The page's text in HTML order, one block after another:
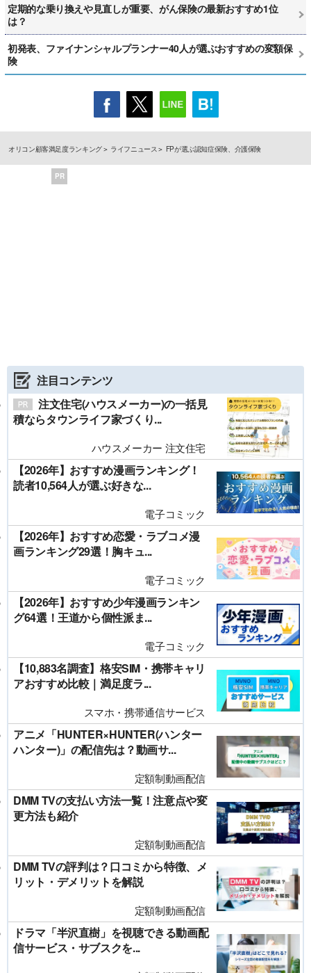
定期的な乗り換えや見直しが重要、がん保険の最新おすすめ1位
は？
初発表、ファイナンシャルプランナー40人が選ぶおすすめの変額保
険
オリコン顧客満足度ランキング ライフニュース FPが選ぶ認知症保険、介護保険
PR
注目コンテンツ
注文住宅(ハウスメーカー)の一括見
積ならタウンライフ家づくり...
ハウスメーカー 注文住宅
【2026年】おすすめ漫画ランキング！
読者10,564人が選ぶ好きな...
電子コミック
【2026年】おすすめ恋愛・ラブコメ漫
画ランキング29選！胸キュ...
電子コミック
【2026年】おすすめ少年漫画ランキン
グ64選！王道から個性派ま...
電子コミック
【10,883名調査】格安SIM・携帯キャリ
アおすすめ比較｜満足度ラ...
スマホ・携帯通信サービス
アニメ「HUNTER×HUNTER(ハンター
ハンター)」の配信先は？動画サ...
定額制動画配信
DMM TVの支払い方法一覧！注意点や変
更方法も紹介
定額制動画配信
DMM TVの評判は？口コミから特徴、メ
リット・デメリットを解説
定額制動画配信
ドラマ「半沢直樹」を視聴できる動画配
信サービス・サブスクを...